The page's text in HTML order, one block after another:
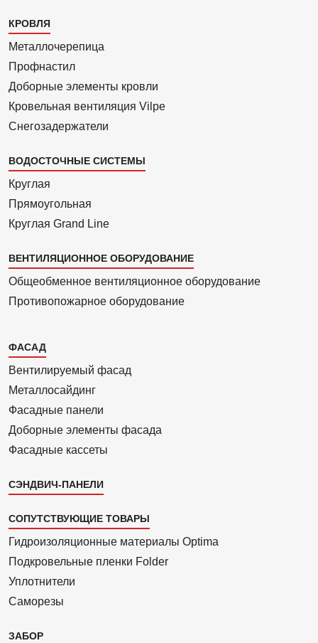
Каталог
1
КРОВЛЯ
Металлочерепица
Профнастил
Доборные элементы кровли
Кровельная вентиляция Vilpe
Снегозадержатели
ВОДОСТОЧНЫЕ СИСТЕМЫ
Круглая
Прямоуголь­ная
Круглая Grand Line
ВЕНТИЛЯЦИОННОЕ ОБОРУДОВАНИЕ
Общеобменное вентиляционное оборудование
Противопожарное оборудование
Каталог
2
ФАСАД
Вентилиру­емый фасад
Металло­сайдинг
Фасадные панели
Доборные элементы фасада
Фасадные кассеты
СЭНДВИЧ-ПАНЕЛИ
СОПУТСТВУЮЩИЕ ТОВАРЫ
Гидроизоля­ционные материалы Optima
Подкровель­ные пленки Folder
Уплотнители
Саморезы
ЗАБОР